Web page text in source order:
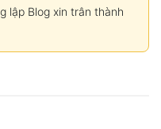
lập Blog xin trân thành